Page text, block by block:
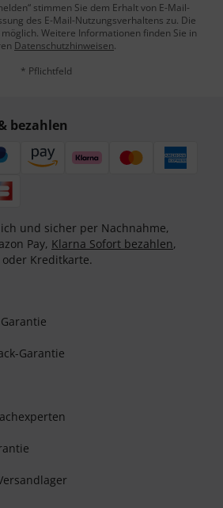
stimmen Sie dem Erhalt von E-Mail-
des E-Mail-Nutzungsverhaltens zu. Die
Weitere Informationen finden Sie in
Datenschutzhinweisen.
* Pflichtfeld
bezahlen
und sicher per Nachnahme,
Pay, Klarna Sofort bezahlen,
oder Kreditkarte.
Garantie